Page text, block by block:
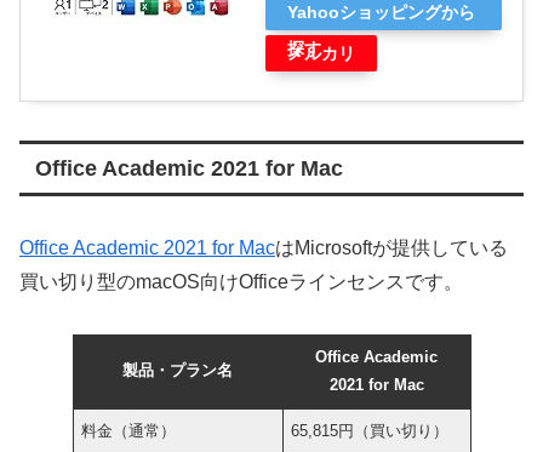
Yahooショッピングから
探す
メルカリ
Office Academic 2021 for Mac
Office Academic 2021 for MacはMicrosoftが提供している
買い切り型のmacOS向けOfficeラインセンスです。
製品・プラン名
Office Academic
2021 for Mac
料金（通常） 65,815円（買い切り）